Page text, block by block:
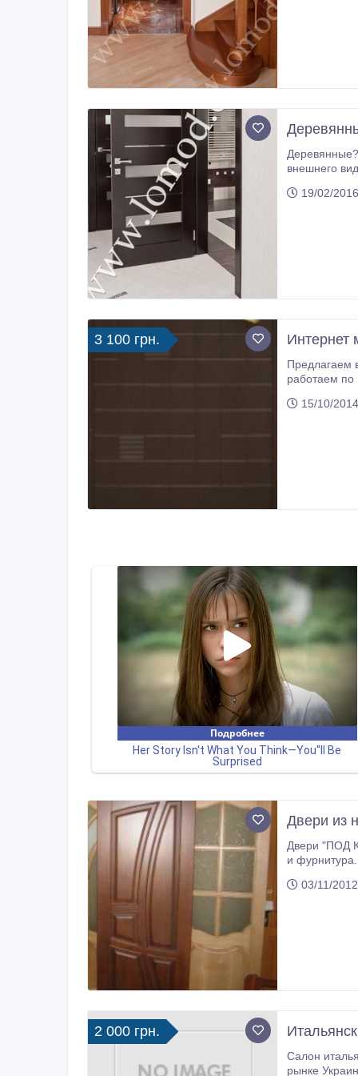
Деревянные? Да! Красивые?
внешнего вида. Классические, современные, в стиле
19/02/
3 100 грн. Интернет
Предлагаем вашему
работаем по
15/10/
Двери из
Двери "ПОД
и
03/11/
2 000 грн.
Салон
рынке